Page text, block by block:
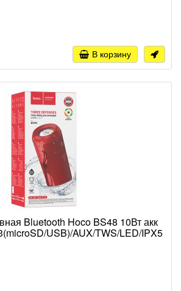
В корзину
Bluetooth Hoco BS48 10Вт акк
USB)/AUX/TWS/LED/IPX5